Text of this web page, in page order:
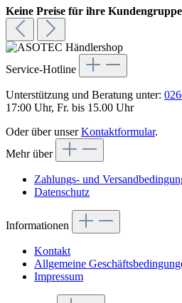
Keine Preise für ihre Kundengruppe
Service-Hotline
Unterstützung und Beratung unter:
17:00 Uhr, Fr. bis 15.00 Uhr
Oder über unserKontaktformular.
Mehr über
Zahlungs- und
Datenschutz
Informationen
Kontakt
Allgemeine
Impressum